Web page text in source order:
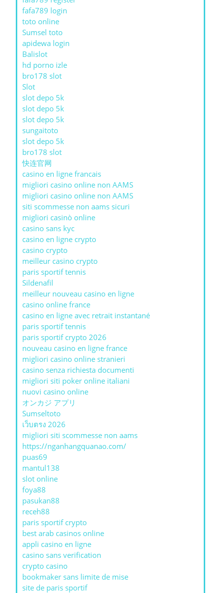
fafa789 login
toto online
Sumsel toto
apidewa login
Balislot
hd porno izle
bro178 slot
Slot
slot depo 5k
slot depo 5k
slot depo 5k
sungaitoto
slot depo 5k
bro178 slot
快连官网
casino en ligne francais
migliori casino online non AAMS
migliori casino online non AAMS
siti scommesse non aams sicuri
migliori casinò online
casino sans kyc
casino en ligne crypto
casino crypto
meilleur casino crypto
paris sportif tennis
Sildenafil
meilleur nouveau casino en ligne
casino online france
casino en ligne avec retrait instantané
paris sportif tennis
paris sportif crypto 2026
nouveau casino en ligne france
migliori casino online stranieri
casino senza richiesta documenti
migliori siti poker online italiani
nuovi casino online
オンカジ アプリ
Sumseltoto
เว็บตรง 2026
migliori siti scommesse non aams
https://nganhangquanao.com/
puas69
mantul138
slot online
foya88
pasukan88
receh88
paris sportif crypto
best arab casinos online
appli casino en ligne
casino sans verification
crypto casino
bookmaker sans limite de mise
site de paris sportif